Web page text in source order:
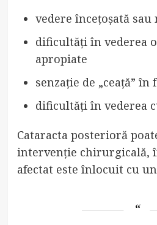
vedere încețoșată sau
dificultăți în vederea
apropiate
senzație de „ceață”
dificultăți în vederea
Cataracta posterioră
intervenție chirurgicală,
afectat este înlocuit cu